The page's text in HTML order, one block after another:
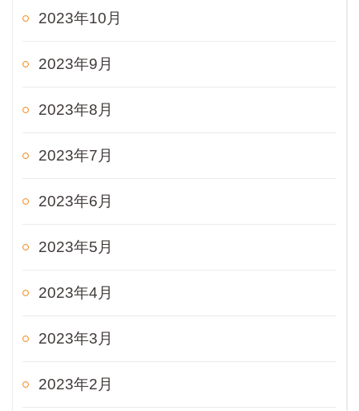
2023年10月
2023年9月
2023年8月
2023年7月
2023年6月
2023年5月
2023年4月
2023年3月
2023年2月